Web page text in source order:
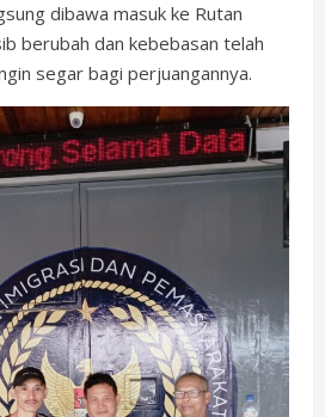
dibawa masuk ke Rutan
berubah dan kebebasan telah
segar bagi perjuangannya.